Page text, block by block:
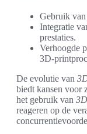
Gebruik van
Integratie
prestaties.
Verhoogde
3D-
De evolutie van
biedt kansen voor
het gebruik van
reageren op de